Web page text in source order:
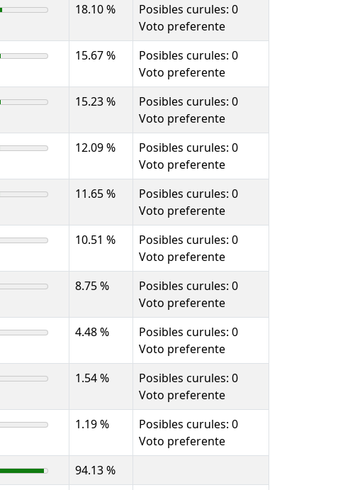
18.10 %
Posibles curules: 0
Voto preferente
15.67 %
Posibles curules: 0
Voto preferente
15.23 %
Posibles curules: 0
Voto preferente
12.09 %
Posibles curules: 0
Voto preferente
11.65 %
Posibles curules: 0
Voto preferente
10.51 %
Posibles curules: 0
Voto preferente
8.75 %
Posibles curules: 0
Voto preferente
4.48 %
Posibles curules: 0
Voto preferente
1.54 %
Posibles curules: 0
Voto preferente
1.19 %
Posibles curules: 0
Voto preferente
94.13 %